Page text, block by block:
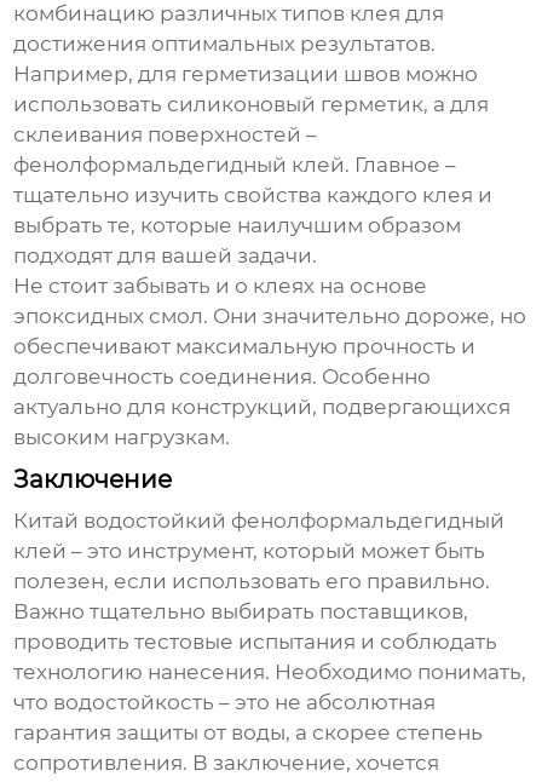
комбинацию различных типов клея для
достижения оптимальных результатов.
Например, для герметизации швов можно
использовать силиконовый герметик, а для
склеивания поверхностей –
фенолформальдегидный клей. Главное –
тщательно изучить свойства каждого клея и
выбрать те, которые наилучшим образом
подходят для вашей задачи.
Не стоит забывать и о клеях на основе
эпоксидных смол. Они значительно дороже, но
обеспечивают максимальную прочность и
долговечность соединения. Особенно
актуально для конструкций, подвергающихся
высоким нагрузкам.
Заключение
Китай водостойкий фенолформальдегидный
клей – это инструмент, который может быть
полезен, если использовать его правильно.
Важно тщательно выбирать поставщиков,
проводить тестовые испытания и соблюдать
технологию нанесения. Необходимо понимать,
что водостойкость – это не абсолютная
гарантия защиты от воды, а скорее степень
сопротивления. В заключение, хочется